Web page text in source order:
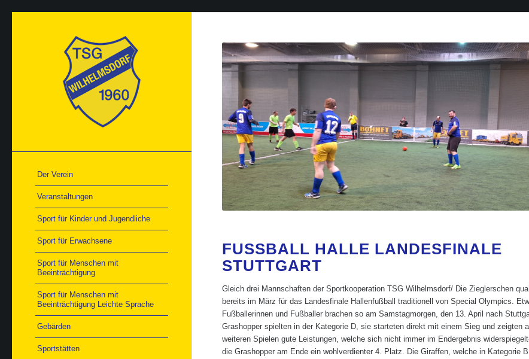
Der Verein
Veranstaltungen
Sport für Kinder und Jugendliche
Sport für Erwachsene
Sport für Menschen mit
Beeinträchtigung
Sport für Menschen mit
Beeinträchtigung Leichte Sprache
Gebärden
Sportstätten
FUSSBALL HALLE LANDESFINALE S
TUTTGART
Gleich drei Mannschaften der Sportkooperation TSG Wilhelmsdorf/ Die Zieglerschen
bereits im März für das Landesfinale Hallenfußball traditionell von Special Olympics.
Fußballerinnen und Fußballer brachen so am Samstagmorgen, den 13. April nach
Grashopper spielten in der Kategorie D, sie starteten direkt mit einem Sieg und zeigten
weiteren Spielen gute Leistungen, welche sich nicht immer im Endergebnis
die Grashopper am Ende ein wohlverdienter 4. Platz. Die Giraffen, welche in Kategorie